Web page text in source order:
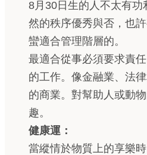
8月30日生的人不太有功
然的秩序優秀與否，也
蠻適合管理階層的。
最適合從事必須要求責
的工作。像金融業、法
的商業。對幫助人或動
趣。
健康運：
當縱情於物質上的享樂